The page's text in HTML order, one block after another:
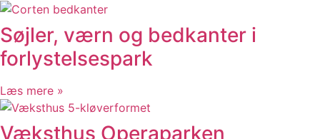
Søjler, værn og bedkanter i
forlystelsespark
Læs mere »
Væksthus Operaparken